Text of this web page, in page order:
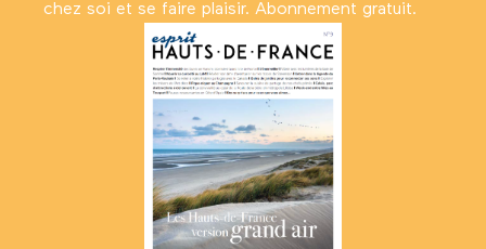
chez soi et se faire plaisir. Abonnement gratuit.